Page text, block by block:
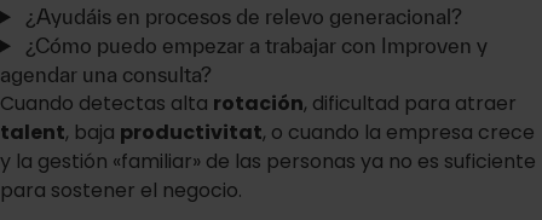
¿Ayudáis en procesos de relevo generacional?
¿Cómo puedo empezar a trabajar con Improven y
agendar una consulta?
Cuando detectas alta rotación, dificultad para atraer
talent, baja productivitat, o cuando la empresa crece
y la gestión «familiar» de las personas ya no es suficiente
para sostener el negocio.